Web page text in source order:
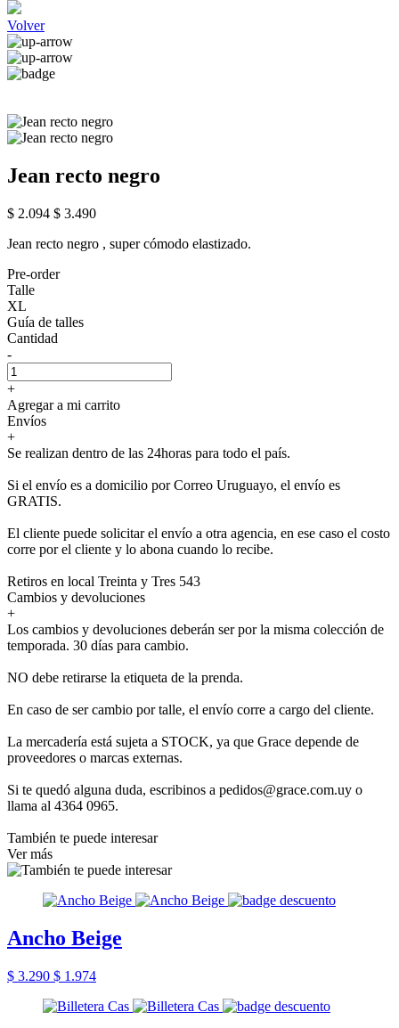
Volver
Jean recto negro
$ 2.094 $ 3.490
Jean recto negro , super cómodo elastizado.
Pre-order
Talle
XL
Guía de talles
Cantidad
-
+
Agregar a mi carrito
Envíos
+
Se realizan dentro de las 24horas para todo el país.
Si el envío es a domicilio por Correo Uruguayo, el envío es
GRATIS.
El cliente puede solicitar el envío a otra agencia, en ese caso el costo
corre por el cliente y lo abona cuando lo recibe.
Retiros en local Treinta y Tres 543
Cambios y devoluciones
+
Los cambios y devoluciones deberán ser por la misma colección de
temporada. 30 días para cambio.
NO debe retirarse la etiqueta de la prenda.
En caso de ser cambio por talle, el envío corre a cargo del cliente.
La mercadería está sujeta a STOCK, ya que Grace depende de
proveedores o marcas externas.
Si te quedó alguna duda, escribinos a pedidos@grace.com.uy o
llama al 4364 0965.
También te puede interesar
Ver más
Ancho Beige
$ 3.290 $ 1.974